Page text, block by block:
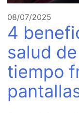
08/07/2025
4
salud
tiempo